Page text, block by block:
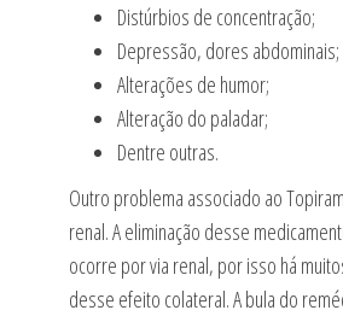
Distúrbios de concentração;
Depressão, dores abdominais;
Alterações de humor;
Alteração do paladar;
Dentre outras.
Outro problema associado ao
renal. A eliminação desse
ocorre por via renal, por isso há
desse efeito colateral. A bula do